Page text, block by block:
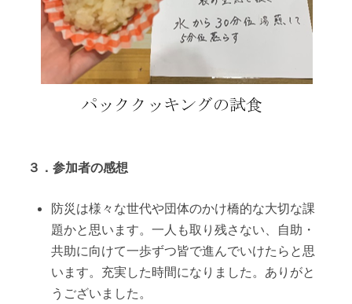
３．参加者の感想
防災は様々な世代や団体のかけ橋的な大切な課
題かと思います。一人も取り残さない、自助・
共助に向けて一歩ずつ皆で進んでいけたらと思
います。充実した時間になりました。ありがと
うございました。